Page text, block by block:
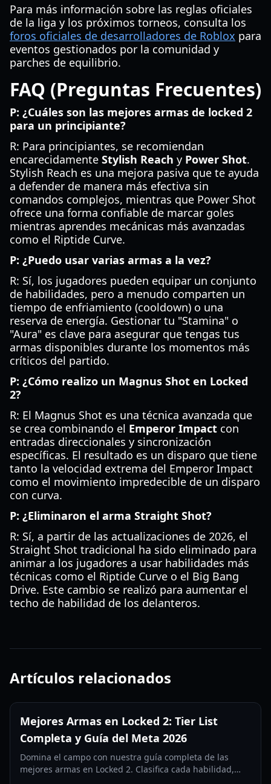
Para más información sobre las reglas oficiales
de la liga y los próximos torneos, consulta los
foros oficiales de desarrolladores de Roblox para
eventos gestionados por la comunidad y
parches de equilibrio.
FAQ (Preguntas Frecuentes)
P: ¿Cuáles son las mejores armas de locked 2
para un principiante?
R: Para principiantes, se recomiendan
encarecidamente Stylish Reach y Power Shot.
Stylish Reach es una mejora pasiva que te ayuda
a defender de manera más efectiva sin
comandos complejos, mientras que Power Shot
ofrece una forma confiable de marcar goles
mientras aprendes mecánicas más avanzadas
como el Riptide Curve.
P: ¿Puedo usar varias armas a la vez?
R: Sí, los jugadores pueden equipar un conjunto
de habilidades, pero a menudo comparten un
tiempo de enfriamiento (cooldown) o una
reserva de energía. Gestionar tu "Stamina" o
"Aura" es clave para asegurar que tengas tus
armas disponibles durante los momentos más
críticos del partido.
P: ¿Cómo realizo un Magnus Shot en Locked
2?
R: El Magnus Shot es una técnica avanzada que
se crea combinando el Emperor Impact con
entradas direccionales y sincronización
específicas. El resultado es un disparo que tiene
tanto la velocidad extrema del Emperor Impact
como el movimiento impredecible de un disparo
con curva.
P: ¿Eliminaron el arma Straight Shot?
R: Sí, a partir de las actualizaciones de 2026, el
Straight Shot tradicional ha sido eliminado para
animar a los jugadores a usar habilidades más
técnicas como el Riptide Curve o el Big Bang
Drive. Este cambio se realizó para aumentar el
techo de habilidad de los delanteros.
Artículos relacionados
Mejores Armas en Locked 2: Tier List
Completa y Guía del Meta 2026
Domina el campo con nuestra guía completa de las
mejores armas en Locked 2. Clasifica cada habilidad,